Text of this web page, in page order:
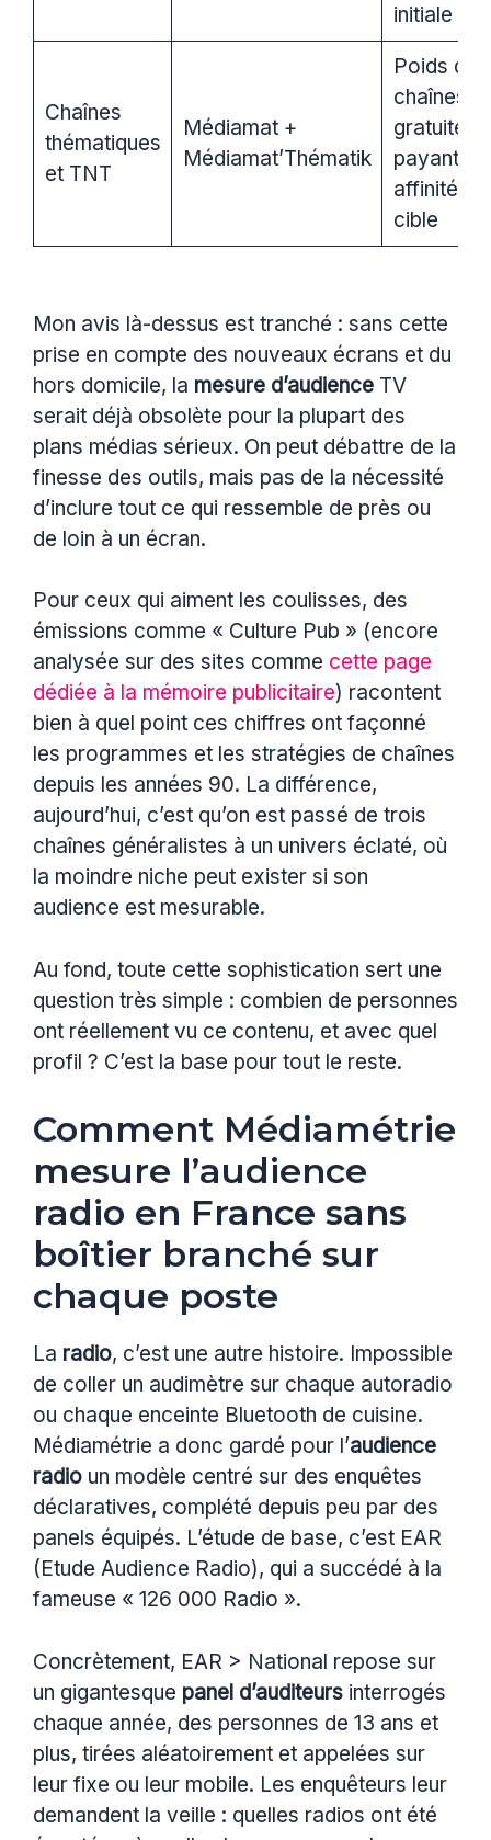
initiale
Chaînes
thématiques
et TNT
Médiamat +
Médiamat’Thématik
Poids des
chaînes
gratuites
payantes,
affinités
cible
Mon avis là-dessus est tranché : sans cette
prise en compte des nouveaux écrans et du
hors domicile, la mesure d’audience TV
serait déjà obsolète pour la plupart des
plans médias sérieux. On peut débattre de la
finesse des outils, mais pas de la nécessité
d’inclure tout ce qui ressemble de près ou
de loin à un écran.
Pour ceux qui aiment les coulisses, des
émissions comme « Culture Pub » (encore
analysée sur des sites comme cette page
dédiée à la mémoire publicitaire) racontent
bien à quel point ces chiffres ont façonné
les programmes et les stratégies de chaînes
depuis les années 90. La différence,
aujourd’hui, c’est qu’on est passé de trois
chaînes généralistes à un univers éclaté, où
la moindre niche peut exister si son
audience est mesurable.
Au fond, toute cette sophistication sert une
question très simple : combien de personnes
ont réellement vu ce contenu, et avec quel
profil ? C’est la base pour tout le reste.
Comment Médiamétrie
mesure l’audience
radio en France sans
boîtier branché sur
chaque poste
La radio, c’est une autre histoire. Impossible
de coller un audimètre sur chaque autoradio
ou chaque enceinte Bluetooth de cuisine.
Médiamétrie a donc gardé pour l’audience
radio un modèle centré sur des enquêtes
déclaratives, complété depuis peu par des
panels équipés. L’étude de base, c’est EAR
(Etude Audience Radio), qui a succédé à la
fameuse « 126 000 Radio ».
Concrètement, EAR > National repose sur
un gigantesque panel d’auditeurs interrogés
chaque année, des personnes de 13 ans et
plus, tirées aléatoirement et appelées sur
leur fixe ou leur mobile. Les enquêteurs leur
demandent la veille : quelles radios ont été